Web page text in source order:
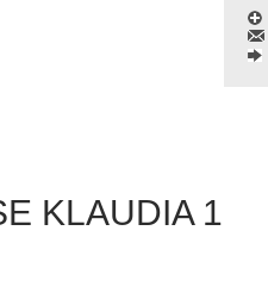
KLAUDIA 1